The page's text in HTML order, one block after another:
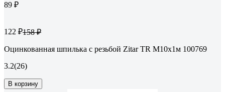
89 ₽
122 ₽158 ₽
Оцинкованная шпилька с резьбой Zitar TR М10х1м 100769
3.2(26)
В корзину